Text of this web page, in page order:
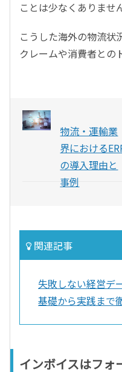
ことは少なくありませ
こうした海外の物流状
クレームや消費者との
物流・運輸業
界における
の導入理由と
事例
関連記事
失敗しない経営デ
基礎から実践まで
インボイスはフォ